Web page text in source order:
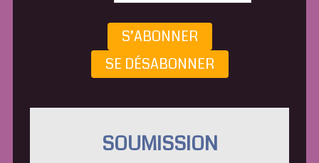
S’ABONNER
SE DÉSABONNER
SOUMISSION